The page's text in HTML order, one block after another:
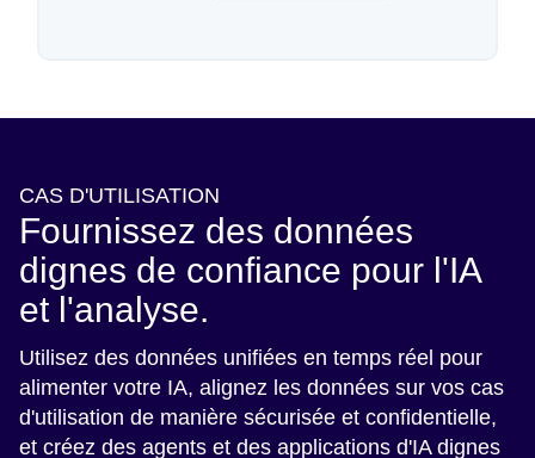
CAS D'UTILISATION
Fournissez des données
dignes de confiance pour l'IA
et l'analyse.
Utilisez des données unifiées en temps réel pour
alimenter votre IA, alignez les données sur vos cas
d'utilisation de manière sécurisée et confidentielle,
et créez des agents et des applications d'IA dignes